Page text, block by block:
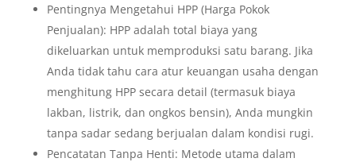
Pentingnya Mengetahui HPP (Harga Pokok
Penjualan): HPP adalah total biaya yang
dikeluarkan untuk memproduksi satu barang. Jika
Anda tidak tahu cara atur keuangan usaha dengan
menghitung HPP secara detail (termasuk biaya
lakban, listrik, dan ongkos bensin), Anda mungkin
tanpa sadar sedang berjualan dalam kondisi rugi.
Pencatatan Tanpa Henti: Metode utama dalam